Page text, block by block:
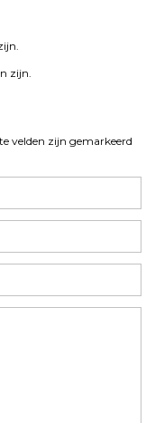
velden zijn gemarkeerd
zijn.